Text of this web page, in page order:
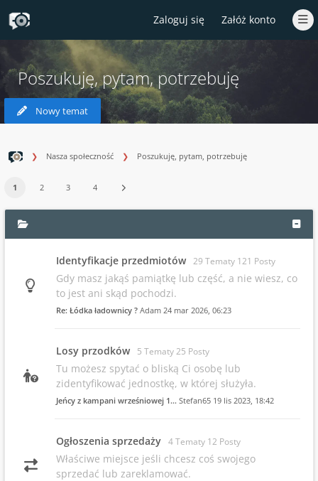
Zaloguj się Załóż konto
Poszukuję, pytam, potrzebuję
Nowy temat
Nasza społeczność Poszukuję, pytam, potrzebuję
1 2 3 4
Identyfikacje przedmiotów 29 Tematy 121 Posty
Gdy masz jakąś pamiątkę lub część, a nie wiesz, co
to jest ani skąd pochodzi.
Re: Łódka ładownicy ? Adam 24 mar 2026, 06:23
Losy przodków 5 Tematy 25 Posty
Tu możesz spytać o bliską Ci osobę lub
zidentyfikować jednostkę, w której służyła.
Jeńcy z kampani wrześniowej 1… Stefan65 19 lis 2023, 18:42
Ogłoszenia sprzedaży 4 Tematy 12 Posty
Właściwe miejsce jeśli chcesz coś swojego
sprzedać lub zareklamować.